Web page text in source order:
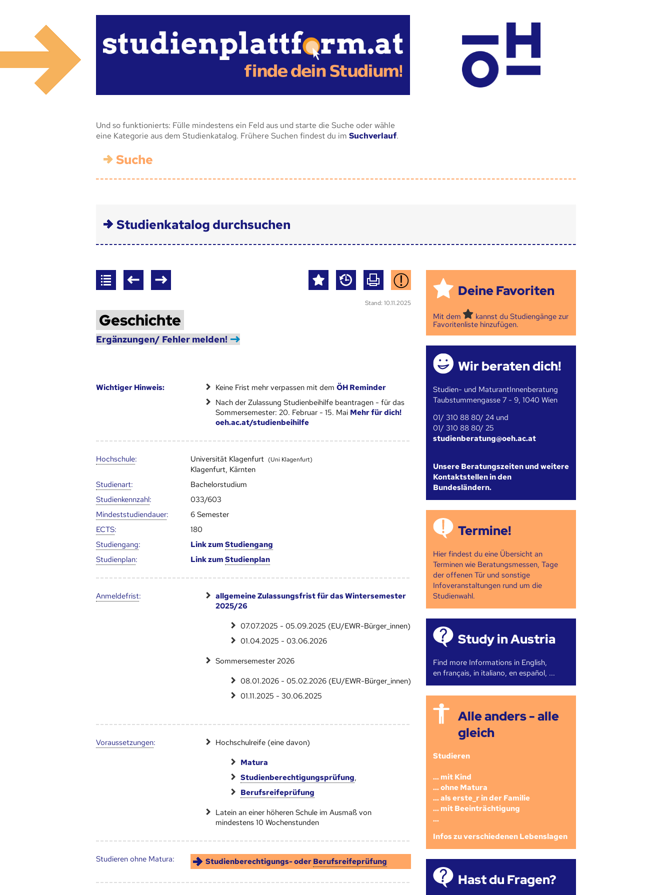
Und so funktionierts: Fülle mindestens ein Feld aus und starte die Suche oder wähle
eine Kategorie aus dem Studienkatalog. Frühere Suchen findest du im Suchverlauf.
Suche
Studienkatalog durchsuchen
Stand: 10.11.2025
Geschichte
Ergänzungen/ Fehler melden!
Wich­ti­ger Hin­weis: Keine Frist mehr verpassen mit dem ÖH Reminder
Nach der Zulassung Studienbeihilfe beantragen - für das
Sommersemester: 20. Februar - 15. Mai Mehr für dich!
oeh.ac.at/studienbeihilfe
Hoch­schule: Universität Klagenfurt (Uni Klagenfurt)
Klagenfurt, Kärnten
Studienart:
Bachelorstudium
Studien­kenn­zahl:
033/603
Mindest­studien­dauer:
6 Semester
ECTS:
180
Studien­gang: Link zum Studien­gang
Studien­plan: Link zum Studien­plan
Anmelde­frist:
allgemeine Zulassungsfrist für das Wintersemester
2025/26
07.07.2025 - 05.09.2025 (EU/EWR-Bürger_innen)
01.04.2025 - 03.06.2026
Sommersemester 2026
08.01.2026 - 05.02.2026 (EU/EWR-Bürger_innen)
01.11.2025 - 30.06.2025
Voraus­setzungen: Hochschulreife (eine davon)
Matura
Studienberechtigungsprüfung,
Berufsreifeprüfung
Latein an einer höheren Schule im Ausmaß von
mindestens 10 Wochenstunden
Studieren ohne Matura: Studienberechtigungs- oder Berufsreifeprüfung
Deine Favoriten
Mit dem
kannst du Studiengänge zur
Favoritenliste hinzufügen.
Wir beraten dich!
Studien- und MaturantInnenberatung
Taubstummengasse 7 - 9, 1040 Wien
01/ 310 88 80/ 24 und
01/ 310 88 80/ 25
studienberatung@oeh.ac.at
Unsere Beratungszeiten und weitere
Kontaktstellen in den
Bundesländern.
Termine!
Hier findest du eine Übersicht an
Terminen wie Beratungsmessen, Tage
der offenen Tür und sonstige
Infoveranstaltungen rund um die
Studienwahl.
Study in Austria
Find more Informations in English,
en français, in italiano, en español, ...
Alle anders - alle
gleich
Studieren
... mit Kind
... ohne Matura
... als erste_r in der Familie
... mit Beeinträchtigung
...
Infos zu verschiedenen Lebenslagen
Hast du Fragen?